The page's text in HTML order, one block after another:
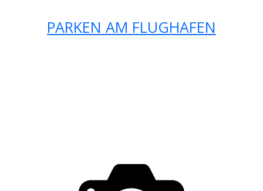
PARKEN AM FLUGHAFEN